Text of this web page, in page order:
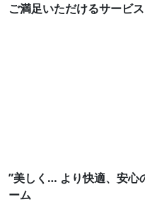
ご満足いただけるサービ
”美しく… より快適、安
ーム